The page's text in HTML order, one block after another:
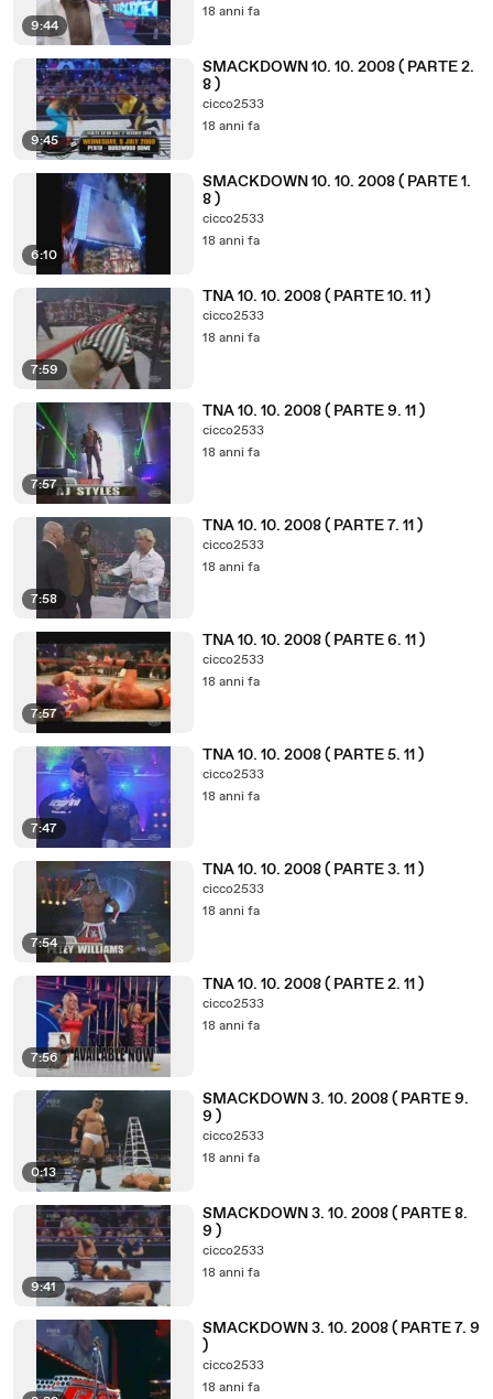
9:44
18 anni fa
9:45
SMACKDOWN 10. 10. 2008 ( PARTE 2.
8 )
cicco2533
18 anni fa
6:10
SMACKDOWN 10. 10. 2008 ( PARTE 1.
8 )
cicco2533
18 anni fa
7:59
TNA 10. 10. 2008 ( PARTE 10. 11 )
cicco2533
18 anni fa
7:57
TNA 10. 10. 2008 ( PARTE 9. 11 )
cicco2533
18 anni fa
7:58
TNA 10. 10. 2008 ( PARTE 7. 11 )
cicco2533
18 anni fa
7:57
TNA 10. 10. 2008 ( PARTE 6. 11 )
cicco2533
18 anni fa
7:47
TNA 10. 10. 2008 ( PARTE 5. 11 )
cicco2533
18 anni fa
7:54
TNA 10. 10. 2008 ( PARTE 3. 11 )
cicco2533
18 anni fa
7:56
TNA 10. 10. 2008 ( PARTE 2. 11 )
cicco2533
18 anni fa
0:13
SMACKDOWN 3. 10. 2008 ( PARTE 9.
9 )
cicco2533
18 anni fa
9:41
SMACKDOWN 3. 10. 2008 ( PARTE 8.
9 )
cicco2533
18 anni fa
SMACKDOWN 3. 10. 2008 ( PARTE 7. 9
)
cicco2533
18 anni fa